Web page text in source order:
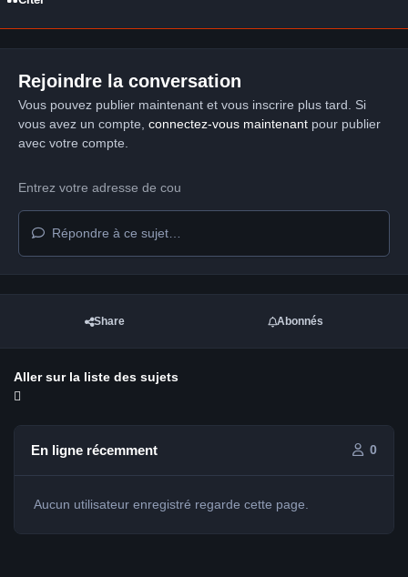
Rejoindre la conversation
Vous pouvez publier maintenant et vous inscrire plus tard. Si
vous avez un compte, connectez-vous maintenantpour publier
avec votre compte.
Répondre à ce sujet…
Share Abonnés
Aller sur la liste des sujets
En ligne récemment 0
Aucun utilisateur enregistré regarde cette page.